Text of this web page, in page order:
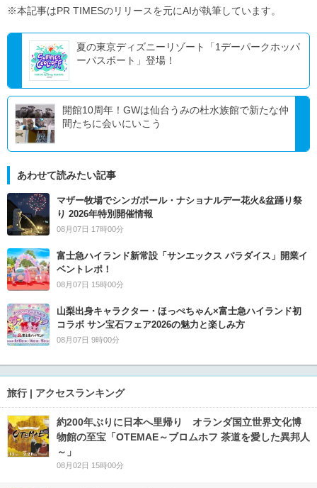
※本記事はPR TIMESのリリースを元にAIが執筆しています。
夏の東京ディズニーリゾート「1デーパークホッパ
ーパスポート」登場！
開館10周年！GWは仙台うみの杜水族館で新たな仲
間たちに会いにいこう
あわせて読みたい記事
マザー牧場でシンガポール・ナショナルデー花火&盆踊り祭
り 2026年特別開催情報
08月07日 17時00分
富士急ハイランド新常設「サンエックス パラダイス」開業イ
ベントレポ！
08月07日 15時00分
山梨出身キャラクター・ほっぺちゃん×富士急ハイランド初
コラボ サン宝石フェア2026の魅力と楽しみ方
08月07日 9時00分
旅行 | アクセスランキング
約200年ぶりに日本へ里帰り オランダ国立世界文化博
物館の至宝「OTEMAE～ブロムホフ 茶道を愛した異邦人
～」
08月02日 15時00分